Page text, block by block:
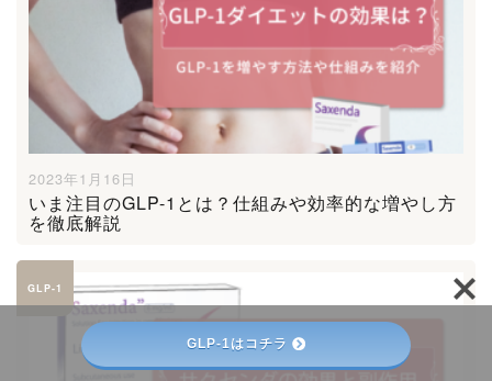
2023年1月16日
いま注目のGLP-1とは？仕組みや効率的な増やし方
を徹底解説
GLP-1
GLP-1はコチラ